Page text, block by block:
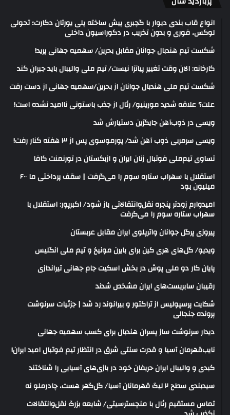
انواع قاب بندی دیوار با گچبری پیش ساخته پلی یورتان دکارت؛ تحولی
لوکس، فوری و بدون تخریب در دکوراسیون داخلی
شکست تیم هندبال جوانان مقابل بحرین/ سهمیه جهانی پرید!
کارخانه: الان وقت تغییر پیاتزا نیست/ تیم ملی والیبال باید جبران کند
شکست تیم ملی هندبال جوانان از بحرین/سهمیه جهانی از دست رفت
علت؟ علاقه شدید مورینیو/ رئال از جذب باستونی ناامید نشده است!
ویسی در ذوب‌آهن جایگزین دستیارش شد
ویسی سرمربی ذوب آهن شد/ پورموسوی پس از ۳ هفته کنار رفت!
تساوی تیم‌ملی فوتبال زنان ایران و ازبکستان در تورنمنت کافا
استقلال با سهراب ستاره سوم را می‌گرفت | سقف پرداختی ما ۶۰۰
میلیون بود
امیدوارم زودتر پنجره نقل‌وانتقالاتی باز شود/ اکبرپور: استقلال با
سهراب ستاره سوم را می‌گرفت
پیروزی پرگل جوانان واترپلوی ایران مقابل عربستان
ویدیو/ گل‌های هری‌ کین برای بایرن مونیخ و تیم ملی انگلیس
پایان کار دو ملی پوش در بخش اسکیت جام جهانی تیراندازی
رقیبان سابریست‌های ایران مشخص شدند
شکایت پرسپولیس از تراکتور و بیرانوند رد شد | جزئیات سرنوشت
پرونده جنجالی
دیدار سرنوشت ساز پسران هندبال برای کسب سهمیه جهانی
نایب‌قهرمان آسیا و قدرت سنتی شرق در انتظار تیم فوتبال امید ایران!
کبدی و والیبال ایران حریفان خود در بازی‌های آسیایی را شناختند
سیدبندی سطح ۲ لیگ قهرمانان آسیا/ گل‌گهر هست، چادرملو نه
تماس مستقیم رئال با منچسترسیتی/ شایعه بزرگ نقل‌وانتقالات